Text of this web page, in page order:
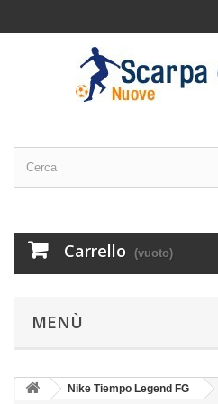
Carrello (vuoto)
MENÙ
Nike Tiempo Legend FG